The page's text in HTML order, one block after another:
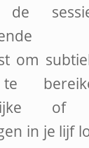
de
om
of
in je lijf